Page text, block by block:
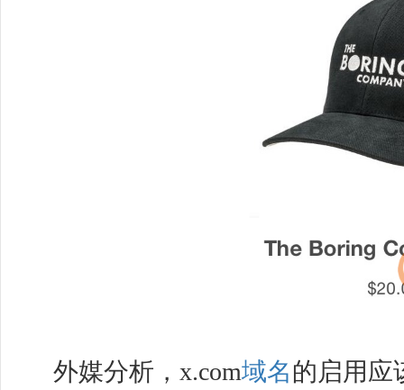
外媒分析， x.com域名的启用应